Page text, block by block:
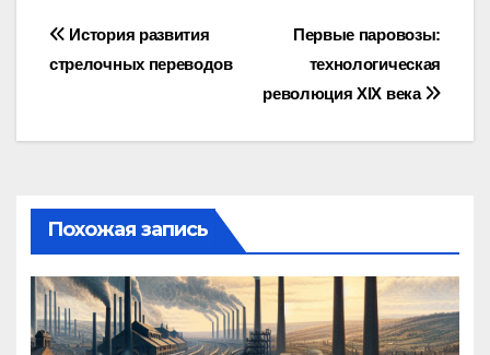
Навигация
по
записям
Первые паровозы:
технологическая
революция XIX века
История развития
стрелочных переводов
Похожая запись